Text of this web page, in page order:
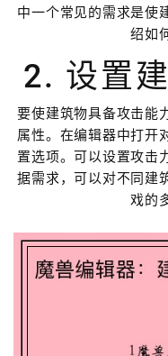
中一个常见的需求是使
绍如
2. 设置
要使建筑物具备攻击能
属性。在编辑器中打开
置选项。可以设置攻击
据需求，可以对不同建
戏的